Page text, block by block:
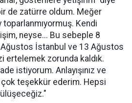
de zatürre oldum. Meğer
Kendi
neyse... Bu sebeple 8
İstanbul ve 13 Ağustos
ertelemek zorunda kaldık.
istiyorum. Anlayışınız ve
teşekkür ederim. Hepsi